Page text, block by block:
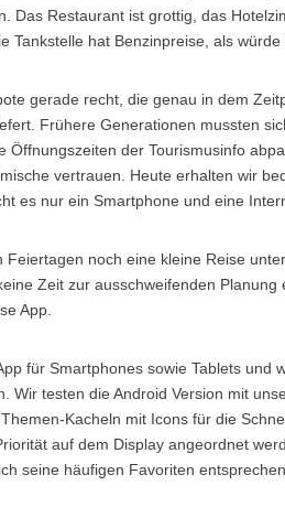
Das Restaurant ist grottig, das
Tankstelle hat Benzinpreise, als
gerade recht, die genau in dem
Frühere Generationen mussten
Öffnungszeiten der Tourismusinfo
vertrauen. Heute erhalten wir
es nur ein Smartphone und eine
Feiertagen noch eine kleine Reise
Zeit zur ausschweifenden
App.
für Smartphones sowie Tablets und
Wir testen die Android Version mit
Kacheln mit Icons für die
auf dem Display angeordnet
seine häufigen Favoriten